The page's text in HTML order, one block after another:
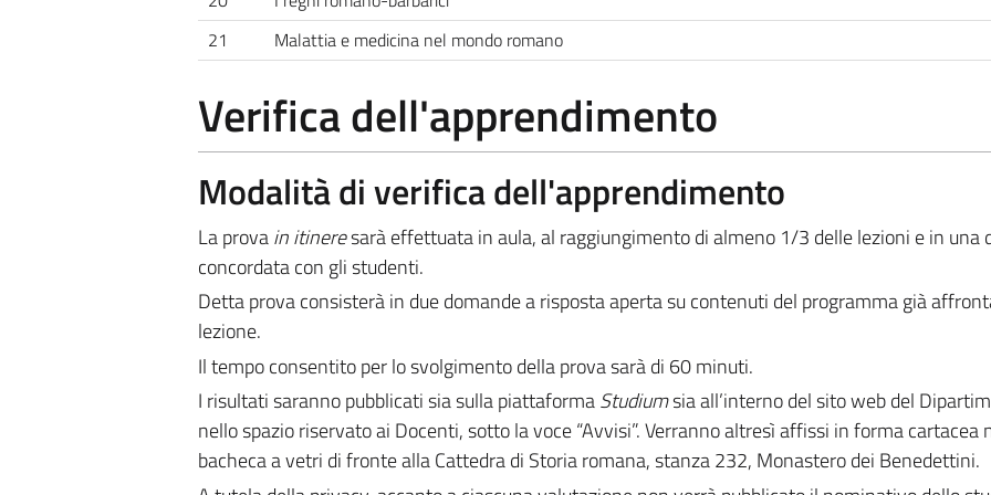
21
Malattia e medicina nel mondo romano
Verifica dell'apprendimento
Modalità di verifica dell'apprendimento
La provain itineresarà effettuata in aula, al raggiungimento di almeno 1/3 delle lezioni e in una
concordata con gli studenti.
Detta prova consisterà in due domande a risposta aperta su contenuti del programma già
lezione.
Il tempo consentito per lo svolgimento della prova sarà di 60 minuti.
I risultati saranno pubblicati sia sulla piattaformaStudiumsia all’interno del sito web del
nello spazio riservato ai Docenti, sotto la voce “Avvisi”. Verranno altresì affissi in forma cartacea
bacheca a vetri di fronte alla Cattedra di Storia romana, stanza 232, Monastero dei Benedettini.